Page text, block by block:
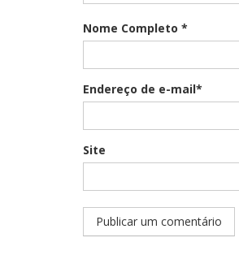
Nome Completo *
Endereço de e-mail*
Site